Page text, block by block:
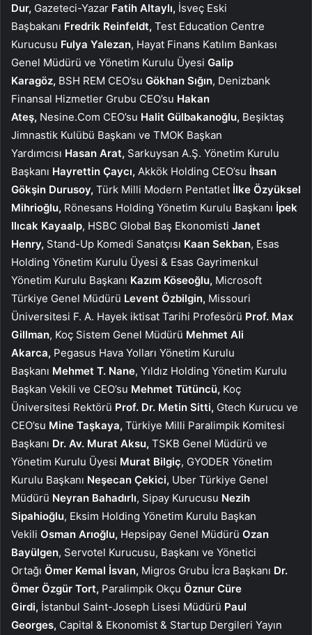
Dur, Gazeteci-Yazar Fatih Altaylı, İsveç Eski
Başbakanı Fredrik Reinfeldt, Test Education Centre
Kurucusu Fulya Yalezan, Hayat Finans Katılım Bankası
Genel Müdürü ve Yönetim Kurulu Üyesi Galip
Karagöz, BSH REM CEO’su Gökhan Sığın, Denizbank
Finansal Hizmetler Grubu CEO’su Hakan
Ateş, Nesine.Com CEO’su Halit Gülbakanoğlu, Beşiktaş
Jimnastik Kulübü Başkanı ve TMOK Başkan
Yardımcısı Hasan Arat, Sarkuysan A.Ş. Yönetim Kurulu
Başkanı Hayrettin Çaycı, Akkök Holding CEO’su İhsan
Gökşin Durusoy, Türk Milli Modern Pentatlet İlke Özyüksel
Mihrioğlu, Rönesans Holding Yönetim Kurulu Başkanı İpek
Ilıcak Kayaalp, HSBC Global Baş Ekonomisti Janet
Henry, Stand-Up Komedi Sanatçısı Kaan Sekban, Esas
Holding Yönetim Kurulu Üyesi & Esas Gayrimenkul
Yönetim Kurulu Başkanı Kazım Köseoğlu, Microsoft
Türkiye Genel Müdürü Levent Özbilgin, Missouri
Üniversitesi F. A. Hayek iktisat Tarihi Profesörü Prof. Max
Gillman, Koç Sistem Genel Müdürü Mehmet Ali
Akarca, Pegasus Hava Yolları Yönetim Kurulu
Başkanı Mehmet T. Nane, Yıldız Holding Yönetim Kurulu
Başkan Vekili ve CEO’su Mehmet Tütüncü, Koç
Üniversitesi Rektörü Prof. Dr. Metin Sitti, Gtech Kurucu ve
CEO’su Mine Taşkaya, Türkiye Milli Paralimpik Komitesi
Başkanı Dr. Av. Murat Aksu, TSKB Genel Müdürü ve
Yönetim Kurulu Üyesi Murat Bilgiç, GYODER Yönetim
Kurulu Başkanı Neşecan Çekici, Uber Türkiye Genel
Müdürü Neyran Bahadırlı, Sipay Kurucusu Nezih
Sipahioğlu, Eksim Holding Yönetim Kurulu Başkan
Vekili Osman Arıoğlu, Hepsipay Genel Müdürü Ozan
Bayülgen, Servotel Kurucusu, Başkanı ve Yönetici
Ortağı Ömer Kemal İsvan, Migros Grubu İcra Başkanı Dr.
Ömer Özgür Tort, Paralimpik Okçu Öznur Cüre
Girdi, İstanbul Saint-Joseph Lisesi Müdürü Paul
Georges, Capital & Ekonomist & Startup Dergileri Yayın